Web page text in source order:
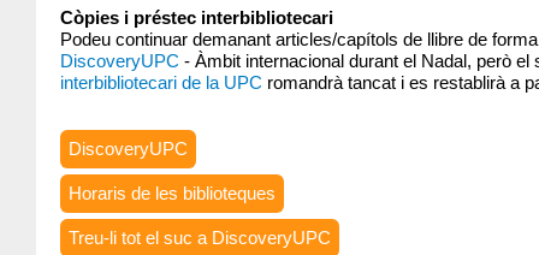
Còpies i préstec interbibliotecari
Podeu continuar demanant articles/capítols de llibre de
DiscoveryUPC - Àmbit internacional durant el Nadal, però
interbibliotecari de la UPC romandrà tancat i es restablirà a
DiscoveryUPC
Horaris de les biblioteques
Treu-li tot el suc a DiscoveryUPC